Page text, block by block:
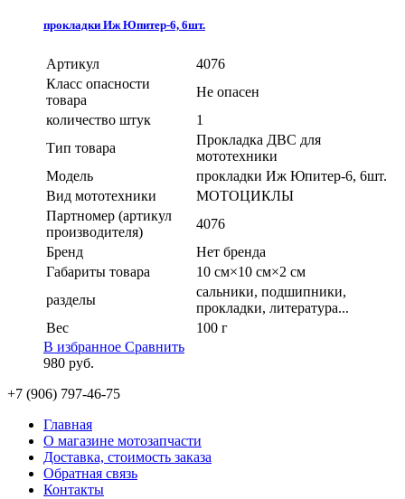
прокладки Иж Юпитер-6, 6шт.
Артикул
4076
Класс опасности
товара
Не опасен
количество штук
1
Тип товара
Прокладка ДВС для
мототехники
Модель
прокладки Иж Юпитер-6, 6шт.
Вид мототехники
МОТОЦИКЛЫ
Партномер (артикул
производителя)
4076
Бренд
Нет бренда
Габариты товара
10 см×10 см×2 см
разделы
сальники, подшипники,
прокладки, литература...
Вес
100 г
В избранное Сравнить
980 руб.
+7 (906) 797-46-75
Главная
О магазине мотозапчасти
Доставка, стоимость заказа
Обратная связь
Контакты